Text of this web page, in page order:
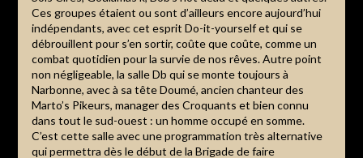
Ces groupes étaient ou sont d’ailleurs encore aujourd’hui
indépendants, avec cet esprit Do-it-yourself et qui se
débrouillent pour s’en sortir, coûte que coûte, comme un
combat quotidien pour la survie de nos rêves. Autre point
non négligeable, la salle Db qui se monte toujours à
Narbonne, avec à sa tête Doumé, ancien chanteur des
Marto’s Pikeurs, manager des Croquants et bien connu
dans tout le sud-ouest : un homme occupé en somme.
C’est cette salle avec une programmation très alternative
qui permettra dès le début de la Brigade de faire